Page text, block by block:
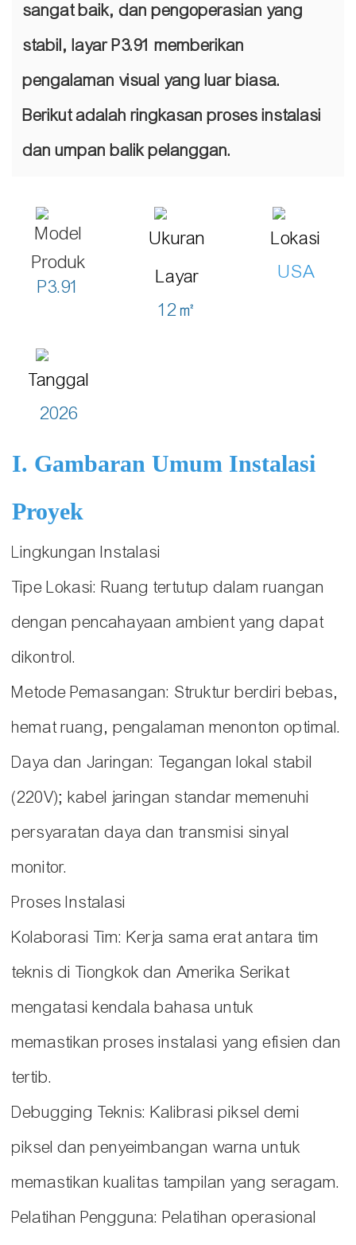
sangat baik, dan pengoperasian yang
stabil, layar P3.91 memberikan
pengalaman visual yang luar biasa.
Berikut adalah ringkasan proses instalasi
dan umpan balik pelanggan.
Model
Produk
P3.91
Ukuran
Layar
12㎡
Lokasi
USA
Tanggal
2026
I. Gambaran Umum Instalasi
Proyek
Lingkungan Instalasi
Tipe Lokasi: Ruang tertutup dalam ruangan
dengan pencahayaan ambient yang dapat
dikontrol.
Metode Pemasangan: Struktur berdiri bebas,
hemat ruang, pengalaman menonton optimal.
Daya dan Jaringan: Tegangan lokal stabil
(220V); kabel jaringan standar memenuhi
persyaratan daya dan transmisi sinyal
monitor.
Proses Instalasi
Kolaborasi Tim: Kerja sama erat antara tim
teknis di Tiongkok dan Amerika Serikat
mengatasi kendala bahasa untuk
memastikan proses instalasi yang efisien dan
tertib.
Debugging Teknis: Kalibrasi piksel demi
piksel dan penyeimbangan warna untuk
memastikan kualitas tampilan yang seragam.
Pelatihan Pengguna: Pelatihan operasional